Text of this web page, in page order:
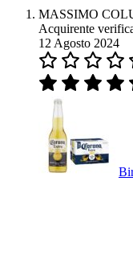
MASSIMO
Acquirente
12 Agosto 2024